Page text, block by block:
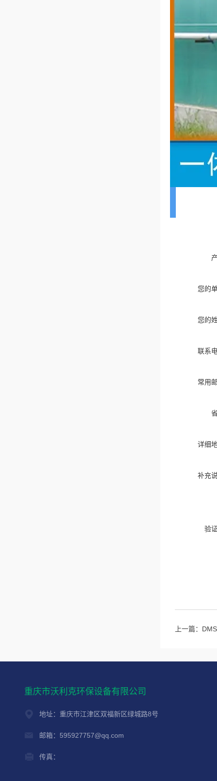
您的
您的
联系
常用
详细
补充
验
上一篇：
重庆市沃利克环保设备有限公司
地址：重庆市江津区双福新区绿城路8号
邮箱：595927757@qq.com
传真：